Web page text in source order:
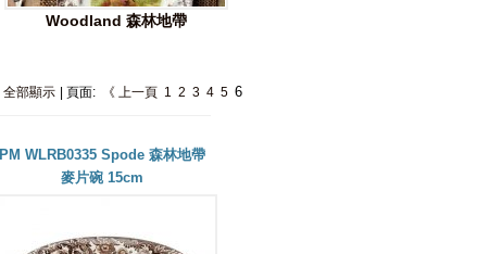
Woodland 森林地帶
全部顯示 | 頁面: 《 上一頁 1 2 3 4 5 6
PM WLRB0335 Spode 森林地帶
麥片碗 15cm